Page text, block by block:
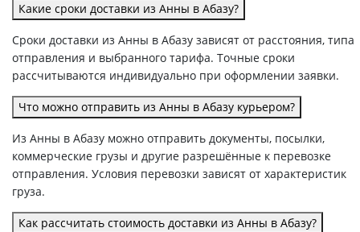
Какие сроки доставки из Анны в Абазу?
Сроки доставки из Анны в Абазу зависят от расстояния, типа
отправления и выбранного тарифа. Точные сроки
рассчитываются индивидуально при оформлении заявки.
Что можно отправить из Анны в Абазу курьером?
Из Анны в Абазу можно отправить документы, посылки,
коммерческие грузы и другие разрешённые к перевозке
отправления. Условия перевозки зависят от характеристик
груза.
Как рассчитать стоимость доставки из Анны в Абазу?